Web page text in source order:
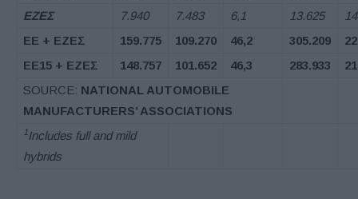
ΕΖΕΣ
7.940 7.483 6,1 13.625
ΕΕ + ΕΖΕΣ 159.775 109.270 46,2 305.209
ΕΕ15 + ΕΖΕΣ 148.757 101.652 46,3 283.933
SOURCE: NATIONAL AUTOMOBILE
MANUFACTURERS’ ASSOCIATIONS
1Includes full and mild
hybrids